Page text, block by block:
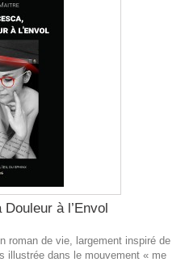
à l’Envol
roman de vie, largement inspiré de
illustrée dans le mouvement « me